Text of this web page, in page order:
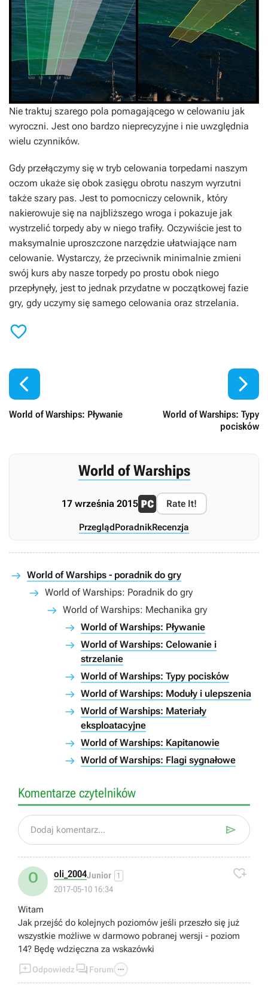
Nie traktuj szarego pola pomagającego w celowaniu jak
wyroczni. Jest ono bardzo nieprecyzyjne i nie uwzględnia
wielu czynników.
Gdy przełączymy się w tryb celowania torpedami naszym
oczom ukaże się obok zasięgu obrotu naszym wyrzutni
także szary pas. Jest to pomocniczy celownik, który
nakierowuje się na najbliższego wroga i pokazuje jak
wystrzelić torpedy aby w niego trafiły. Oczywiście jest to
maksymalnie uproszczone narzędzie ułatwiające nam
celowanie. Wystarczy, że przeciwnik minimalnie zmieni
swój kurs aby nasze torpedy po prostu obok niego
przepłynęły, jest to jednak przydatne w początkowej fazie
gry, gdy uczymy się samego celowania oraz strzelania.


World of Warships: Pływanie
World of Warships: Typy
pocisków

World of Warships
17 września 2015 Rate It!
Przegląd PoradnikRecenzja
World of Warships - poradnik do gry
World of Warships: Poradnik do gry
World of Warships: Mechanika gry
World of Warships: Pływanie
World of Warships: Celowanie i
strzelanie
World of Warships: Typy pocisków
World of Warships: Moduły i ulepszenia
World of Warships: Materiały
eksploatacyjne
World of Warships: Kapitanowie
World of Warships: Flagi sygnałowe
Komentarze czytelników
Dodaj komentarz... 
O oli_2004Junior 1
2017-05-10 16:34

Witam
Jak przejść do kolejnych poziomów jeśli przeszło się już
wszystkie możliwe w darmowo pobranej wersji - poziom
14? Będę wdzięczna za wskazówki
Odpowiedz  Forum 